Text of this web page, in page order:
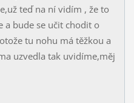
teď na ní vidím , že to
a bude se učit chodit o
tu nohu má těžkou a
uzvedla tak uvidíme,měj